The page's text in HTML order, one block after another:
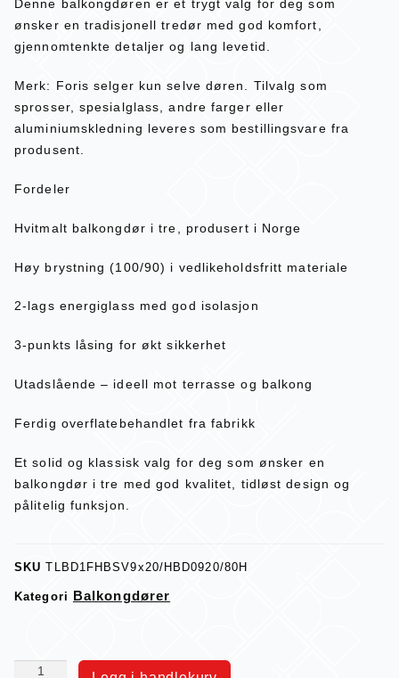
Denne balkongdøren er et trygt valg for deg som
ønsker en tradisjonell tredør med god komfort,
gjennomtenkte detaljer og lang levetid.
Merk: Foris selger kun selve døren. Tilvalg som
sprosser, spesialglass, andre farger eller
aluminiumskledning leveres som bestillingsvare fra
produsent.
Fordeler
Hvitmalt balkongdør i tre, produsert i Norge
Høy brystning (100/90) i vedlikeholdsfritt materiale
2-lags energiglass med god isolasjon
3-punkts låsing for økt sikkerhet
Utadslående – ideell mot terrasse og balkong
Ferdig overflatebehandlet fra fabrikk
Et solid og klassisk valg for deg som ønsker en
balkongdør i tre med god kvalitet, tidløst design og
pålitelig funksjon.
SKUTLBD1FHBSV9x20/HBD0920/80H
Kategori Balkongdører